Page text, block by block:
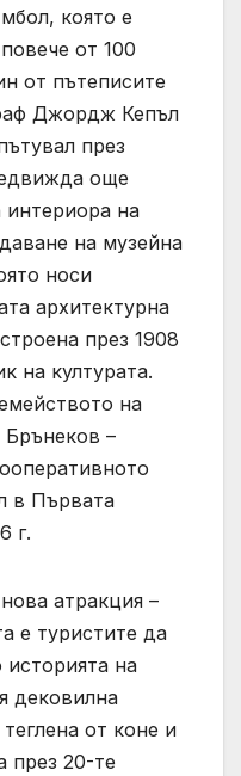
която е
от 100
от пътеписите
Джордж Кепъл
през
още
интериора на
на музейна
носи
архитектурна
през 1908
на културата.
на
–
в Първата
г.
атракция –
е туристите да
на
дековилна
от коне и
през 20-те